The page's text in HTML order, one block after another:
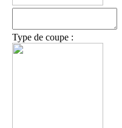
Type de coupe :